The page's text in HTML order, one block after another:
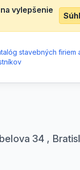
vylepšenie
stavebných firiem
34 ,